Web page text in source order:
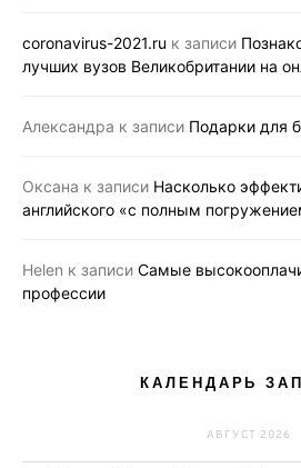
coronavirus-2021.ru к записи
лучших вузов Великобритании на
Александра к записи Подарки для
Оксана к записи Насколько
английского «с полным
Helen к записи Самые
профессии
КАЛЕНДАРЬ
АВГУСТ 2026